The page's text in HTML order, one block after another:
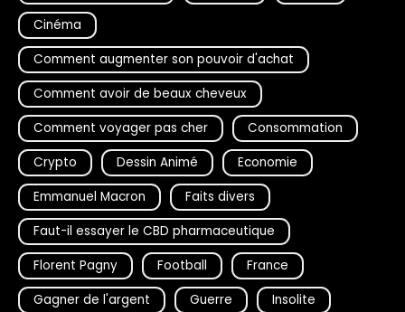
Cinéma
Comment augmenter son pouvoir d'achat
Comment avoir de beaux cheveux
Comment voyager pas cher
Consommation
Crypto
Dessin Animé
Economie
Emmanuel Macron
Faits divers
Faut-il essayer le CBD pharmaceutique
Florent Pagny
Football
France
Gagner de l'argent
Guerre
Insolite